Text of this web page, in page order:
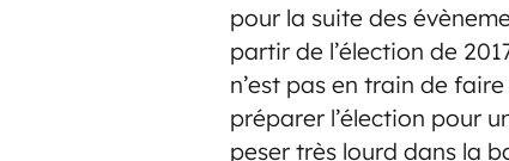
pour la suite des
partir de l’élection de
n’est pas en train de
préparer l’élection pour
peser très lourd dans la